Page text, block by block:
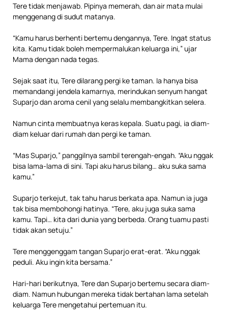
Tere tidak menjawab. Pipinya memerah, dan air mata mulai
menggenang di sudut matanya.
“Kamu harus berhenti bertemu dengannya, Tere. Ingat status
kita. Kamu tidak boleh mempermalukan keluarga ini,” ujar
Mama dengan nada tegas.
Sejak saat itu, Tere dilarang pergi ke taman. Ia hanya bisa
memandangi jendela kamarnya, merindukan senyum hangat
Suparjo dan aroma cenil yang selalu membangkitkan selera.
Namun cinta membuatnya keras kepala. Suatu pagi, ia diam-
diam keluar dari rumah dan pergi ke taman.
“Mas Suparjo,” panggilnya sambil terengah-engah. “Aku nggak
bisa lama-lama di sini. Tapi aku harus bilang… aku suka sama
kamu.”
Suparjo terkejut, tak tahu harus berkata apa. Namun ia juga
tak bisa membohongi hatinya. “Tere, aku juga suka sama
kamu. Tapi… kita dari dunia yang berbeda. Orang tuamu pasti
tidak akan setuju.”
Tere menggenggam tangan Suparjo erat-erat. “Aku nggak
peduli. Aku ingin kita bersama.”
Hari-hari berikutnya, Tere dan Suparjo bertemu secara diam-
diam. Namun hubungan mereka tidak bertahan lama setelah
keluarga Tere mengetahui pertemuan itu.